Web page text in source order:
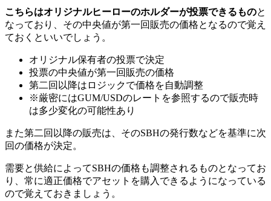
こちらはオリジナルヒーローのホルダーが投票できるものと
なっており、その中央値が第一回販売の価格となるので覚え
ておくといいでしょう。
オリジナル保有者の投票で決定
投票の中央値が第一回販売の価格
第二回以降はロジックで価格を自動調整
※厳密にはGUM/USDのレートを参照するので販売時
は多少変化の可能性あり
また第二回以降の販売は、そのSBHの発行数などを基準に次
回の価格が決定。
需要と供給によってSBHの価格も調整されるものとなってお
り、常に適正価格でアセットを購入できるようになっている
ので覚えておきましょう。